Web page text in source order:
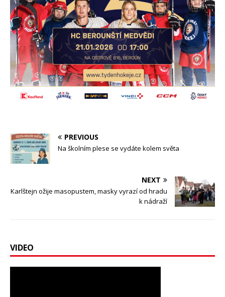
PREVIOUS
Na školním plese se vydáte kolem světa
NEXT
Karlštejn ožije masopustem, masky vyrazí od hradu
k nádraží
VIDEO